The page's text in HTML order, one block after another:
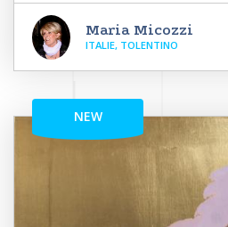
Maria Micozzi
ITALIE, TOLENTINO
NEW